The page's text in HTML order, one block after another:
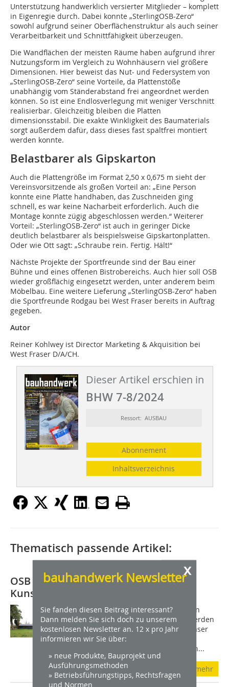
Unterstützung handwerklich versierter Mitglieder – komplett
in Eigenregie durch. Dabei konnte „SterlingOSB-Zero“
sowohl aufgrund seiner Oberflächenstruktur als auch seiner
Verarbeitbarkeit und Schnittfähigkeit überzeugen.
Die Wandflächen der meisten Räume haben aufgrund ihrer
Nutzungsform im Vergleich zu Wohnhäusern viel größere
Dimensionen. Hier beweist das Nut- und ­Federsystem von
„SterlingOSB-Zero“ seine Vorteile, da Plattenstöße
unabhängig vom Ständerabstand frei angeordnet werden
können. So ist eine Endlosver­legung mit weniger Verschnitt
realisierbar. ­Gleichzeitig bleiben die Platten
dimensionsstabil. Die exakte Winkligkeit des Baumaterials
sorgt außerdem dafür, dass dieses fast spaltfrei montiert
werden konnte.
Belastbarer als Gipskarton
Auch die Plattengröße im Format 2,50 x 0,675 m sieht der
Vereinsvorsitzende als großen Vorteil an: „Eine Person
konnte eine Platte handhaben, das ­Zuschneiden ging
schnell, es war keine Nacharbeit erforderlich. Auch die
Montage konnte zügig abgeschlossen ­werden.“ Weiterer
Vorteil: „SterlingOSB-Zero“ ist auch in geringer Dicke
deutlich belastbarer als ­beispielsweise Gipskartonplatten.
Oder wie Ott sagt: „Schraube rein. Fertig. Hält!“
Nächste Projekte der Sportfreunde sind der Bau einer
Bühne und eines offenen Bistrobereichs. Auch hier soll OSB
wieder großflächig eingesetzt werden, unter ­anderem beim
Möbelbau. Eine weitere Lieferung „SterlingOSB-Zero“ haben
die Sportfreunde Rodgau bei West Fraser bereits in Auftrag
gegeben.
Autor
Reiner Kohlwey ist Director Marketing & Akquisition bei
West Fraser D/A/CH.
Dieser Artikel erschien in
BHW 7-8/2024
Ressort: AUSBAU
Abonnement
Inhaltsverzeichnis
x
bauhandwerk Newsletter
Sie fanden diesen Beitrag interessant?
Dann melden Sie sich doch zu unserem
kostenlosen Newsletter an. 12 x pro Jahr
informieren wir Sie über:
» neue Produkte, Bauprojekt und
Ausführungsmethoden
» Betriebsführungstipps, Rechtsfragen
und Normen
Thematisch passende Artikel:
OSB verwandelt Hühnerstall in
Kunstgalerie
Aufgrund ihrer markanten, lebendigen
Textur und ihres natürlichen Looks werden
SterlingOSB Zero-Platten von West Fraser
bei der Innenraumgestaltung immer
häufiger auch unverkleidet verbaut. In...
mehr